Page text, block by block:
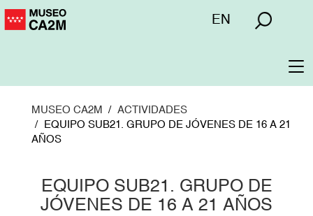
Pasar
Menú
EN
MUSEO CA2M
ACTIVIDADES
EQUIPO SUB21. GRUPO DE JÓVENES DE 16 A 21
AÑOS
EQUIPO SUB21. GRUPO DE
JÓVENES DE 16 A 21 AÑOS